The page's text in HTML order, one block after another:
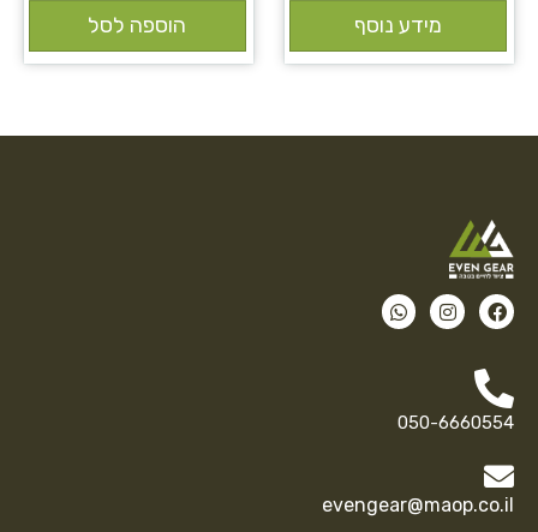
מידע נוסף הוספה לסל
050-6660554
evengear@maop.co.il